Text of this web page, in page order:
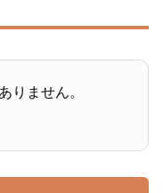
りません。